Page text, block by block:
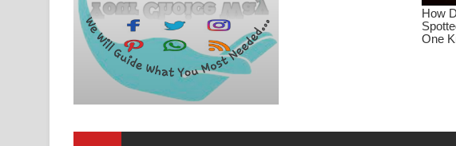
MANAMALA KATHA Song Lyrics - මනමාල කතා ගීතයේ පද පෙළ
Dai Dai Lyrics - Shakira, Burna Boy | 2026 football world cup song lyrics
Lassana Amma Song Lyrics - ලස්සන අම්මා ගීතයේ පද පෙළ
Gemak Deela Song Lyrics - ගේමක් දීලා ගීතයේ පද පෙළ